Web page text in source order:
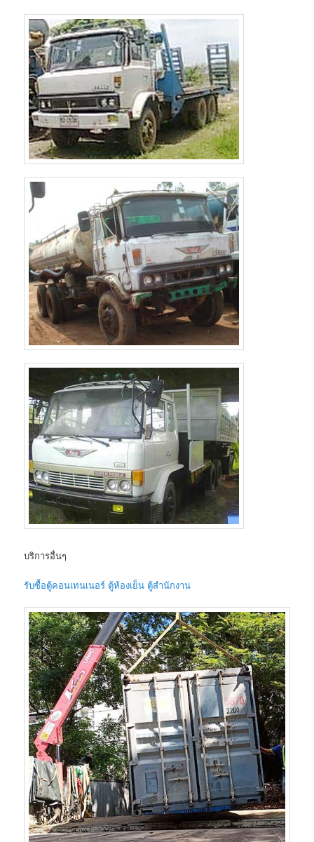
บริการอื่นๆ
รับซื้อตู้คอนเทนเนอร์ ตู้ห้องเย็น ตู้สำนักงาน